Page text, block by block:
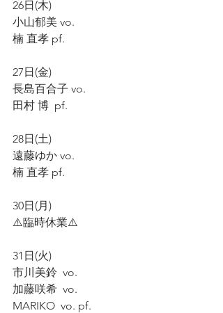
26日(木)
小山郁美 vo.
楠 直孝 pf.
27日(金)
長島百合子 vo.
田村 博  pf.
28日(土)
遠藤ゆか vo.
楠 直孝 pf.
30日(月)
⚠️臨時休業⚠️
31日(火)
市川美鈴  vo.
加藤咲希  vo.
MARIKO  vo. pf.